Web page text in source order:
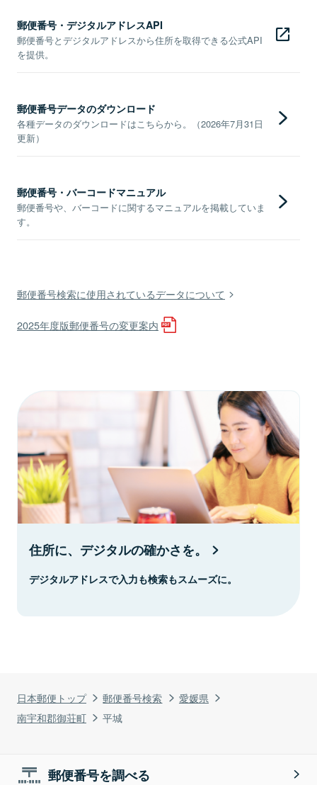
日本郵便トップ 郵便番号検索
愛媛県
南宇和郡御荘町
平城
郵便番号・デジタルアドレスAPI
郵便番号とデジタルアドレスから住所を取得できる公式API
を提供。
郵便番号データのダウンロード
各種データのダウンロードはこちらから。（2026年7月31日
更新）
郵便番号・バーコードマニュアル
郵便番号や、バーコードに関するマニュアルを掲載していま
す。
郵便番号検索に使用されているデータについて
2025年度版郵便番号の変更案内
住所に、デジタルの確かさを。
デジタルアドレスで入力も検索もスムーズに。
郵便番号を調べる